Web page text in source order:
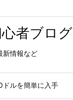
心者ブログ
新情報など
ルを簡単に入手